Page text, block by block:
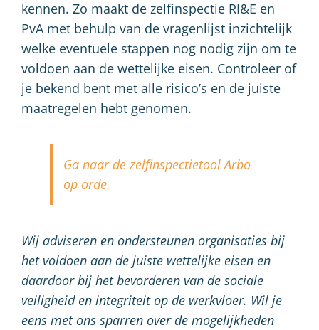
kennen. Zo maakt de zelfinspectie RI&E en
PvA met behulp van de vragenlijst inzichtelijk
welke eventuele stappen nog nodig zijn om te
voldoen aan de wettelijke eisen. Controleer of
je bekend bent met alle risico’s en de juiste
maatregelen hebt genomen.
Ga naar de zelfinspectietool Arbo
op orde.
Wij adviseren en ondersteunen organisaties bij
het voldoen aan de juiste wettelijke eisen en
daardoor bij het bevorderen van de sociale
veiligheid en integriteit op de werkvloer. Wil je
eens met ons sparren over de mogelijkheden